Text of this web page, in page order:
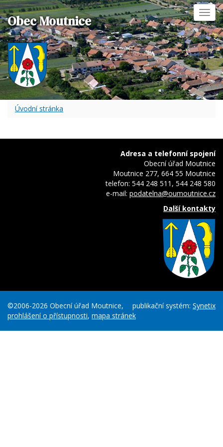
Obec Moutnice
Úvodní stránka
Adresa a telefonní spojení
Obecní úřad Moutnice
Moutnice 277, 664 55 Moutnice
telefon: 544 248 511, 544 248 580
e-mail: podatelna@oumoutnice.cz
Další kontakty
publikační systém: Synetix
©2006-2026 Obecní úřad Moutnice,
prohlášení o přístupnosti, mapa stránek